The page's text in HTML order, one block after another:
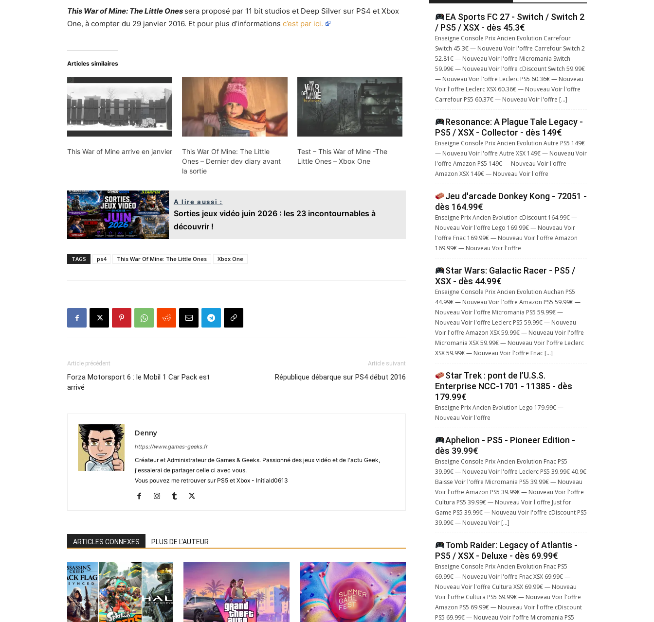
This War of Mine: The Little Ones sera proposé par 11 bit studios et Deep Silver sur PS4 et Xbox
One, à compter du 29 janvier 2016. Et pour plus d’informations c’est par ici.
Articles similaires
This War of Mine arrive en janvier
This War Of Mine: The Little
Ones – Dernier dev diary avant
la sortie
Test – This War of Mine -The
Little Ones – Xbox One
A lire aussi :
Sorties jeux vidéo juin 2026 : les 23 incontournables à
découvrir !
TAGS ps4 This War Of Mine: The Little Ones Xbox One
Article précédent
Forza Motorsport 6 : le Mobil 1 Car Pack est
arrivé
Article suivant
République débarque sur PS4 début 2016
Denny
https://www.games-geeks.fr
Créateur et Administrateur de Games & Geeks. Passionné des jeux vidéo et de l'actu Geek,
j'essaierai de partager celle ci avec vous.
Vous pouvez me retrouver sur PS5 et Xbox - Initiald0613
ARTICLES CONNEXES PLUS DE L'AUTEUR
EA Sports FC 27 - Switch / Switch 2
/ PS5 / XSX - dès 45.3€
Enseigne Console Prix Ancien Evolution Carrefour
Switch 45.3€ — Nouveau Voir l'offre Carrefour Switch 2
52.81€ — Nouveau Voir l'offre Micromania Switch
59.99€ — Nouveau Voir l'offre cDiscount Switch 59.99€
— Nouveau Voir l'offre Leclerc PS5 60.36€ — Nouveau
Voir l'offre Leclerc XSX 60.36€ — Nouveau Voir l'offre
Carrefour PS5 60.37€ — Nouveau Voir l'offre […]
Resonance: A Plague Tale Legacy -
PS5 / XSX - Collector - dès 149€
Enseigne Console Prix Ancien Evolution Autre PS5 149€
— Nouveau Voir l'offre Autre XSX 149€ — Nouveau Voir
l'offre Amazon PS5 149€ — Nouveau Voir l'offre
Amazon XSX 149€ — Nouveau Voir l'offre
Jeu d'arcade Donkey Kong - 72051 -
dès 164.99€
Enseigne Prix Ancien Evolution cDiscount 164.99€ —
Nouveau Voir l'offre Lego 169.99€ — Nouveau Voir
l'offre Fnac 169.99€ — Nouveau Voir l'offre Amazon
169.99€ — Nouveau Voir l'offre
Star Wars: Galactic Racer - PS5 /
XSX - dès 44.99€
Enseigne Console Prix Ancien Evolution Auchan PS5
44.99€ — Nouveau Voir l'offre Amazon PS5 59.99€ —
Nouveau Voir l'offre Micromania PS5 59.99€ —
Nouveau Voir l'offre Leclerc PS5 59.99€ — Nouveau
Voir l'offre Amazon XSX 59.99€ — Nouveau Voir l'offre
Micromania XSX 59.99€ — Nouveau Voir l'offre Leclerc
XSX 59.99€ — Nouveau Voir l'offre Fnac […]
Star Trek : pont de l’U.S.S.
Enterprise NCC-1701 - 11385 - dès
179.99€
Enseigne Prix Ancien Evolution Lego 179.99€ —
Nouveau Voir l'offre
Aphelion - PS5 - Pioneer Edition -
dès 39.99€
Enseigne Console Prix Ancien Evolution Fnac PS5
39.99€ — Nouveau Voir l'offre Leclerc PS5 39.99€ 40.9€
Baisse Voir l'offre Micromania PS5 39.99€ — Nouveau
Voir l'offre Amazon PS5 39.99€ — Nouveau Voir l'offre
Cultura PS5 39.99€ — Nouveau Voir l'offre Just for
Game PS5 39.99€ — Nouveau Voir l'offre cDiscount PS5
39.99€ — Nouveau Voir […]
Tomb Raider: Legacy of Atlantis -
PS5 / XSX - Deluxe - dès 69.99€
Enseigne Console Prix Ancien Evolution Fnac PS5
69.99€ — Nouveau Voir l'offre Fnac XSX 69.99€ —
Nouveau Voir l'offre Cultura XSX 69.99€ — Nouveau
Voir l'offre Cultura PS5 69.99€ — Nouveau Voir l'offre
Amazon PS5 69.99€ — Nouveau Voir l'offre cDiscount
PS5 69.99€ — Nouveau Voir l'offre Micromania PS5